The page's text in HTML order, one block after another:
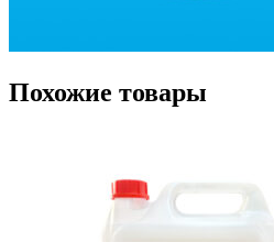
Похожие товары